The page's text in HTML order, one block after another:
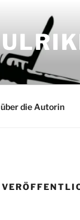
über die Autorin